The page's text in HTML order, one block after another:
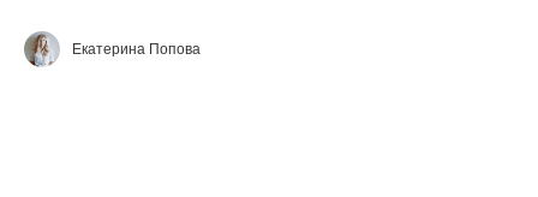
Екатерина Попова